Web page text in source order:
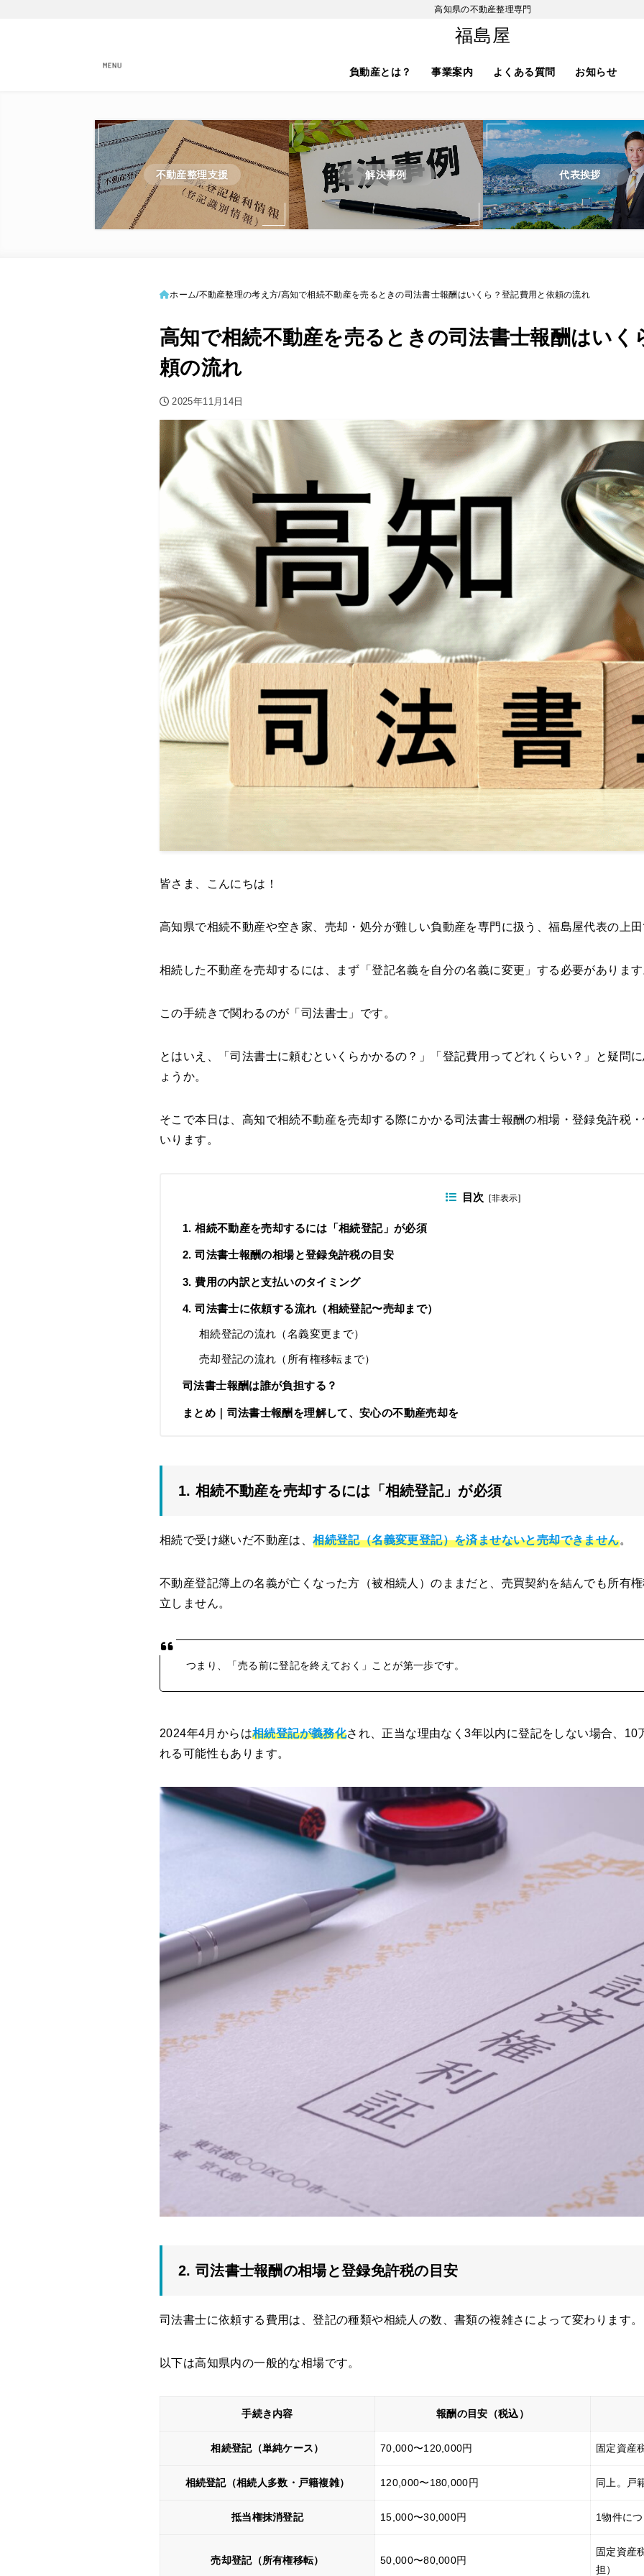
高知県の不動産整理専門
福島屋
負動産とは？ 事業案内 よくある質問 お知らせ
MENU
不動産整理支援 解決事例 代表挨拶
ホーム 不動産整理の考え方 高知で相続不動産を売るときの司法書士報酬はいくら？登記費用と依頼の流れ
高知で相続不動産を売るときの司法書士報酬はいく
頼の流れ
2025年11月14日
皆さま、こんにちは！
高知県で相続不動産や空き家、売却・処分が難しい負動産を専門に扱う、福島屋代表の上
相続した不動産を売却するには、まず「登記名義を自分の名義に変更」する必要がありま
この手続きで関わるのが「司法書士」です。
とはいえ、「司法書士に頼むといくらかかるの？」「登記費用ってどれくらい？」と疑問
ょうか。
そこで本日は、高知で相続不動産を売却する際にかかる司法書士報酬の相場・登録免許税
いります。
目次 [非表示]
1. 相続不動産を売却するには「相続登記」が必須
2. 司法書士報酬の相場と登録免許税の目安
3. 費用の内訳と支払いのタイミング
4. 司法書士に依頼する流れ（相続登記〜売却まで）
相続登記の流れ（名義変更まで）
売却登記の流れ（所有権移転まで）
司法書士報酬は誰が負担する？
まとめ｜司法書士報酬を理解して、安心の不動産売却を
1. 相続不動産を売却するには「相続登記」が必須
相続で受け継いだ不動産は、相続登記（名義変更登記）を済ませないと売却できません。
不動産登記簿上の名義が亡くなった方（被相続人）のままだと、売買契約を結んでも所有
立しません。
つまり、「売る前に登記を終えておく」ことが第一歩です。
2024年4月からは相続登記が義務化され、正当な理由なく3年以内に登記をしない場合、10
れる可能性もあります。
2. 司法書士報酬の相場と登録免許税の目安
司法書士に依頼する費用は、登記の種類や相続人の数、書類の複雑さによって変わります。
以下は高知県内の一般的な相場です。
手続き内容 報酬の目安（税込）
相続登記（単純ケース） 70,000〜120,000円 固定資産
相続登記（相続人多数・戸籍複雑） 120,000〜180,000円 同上。戸
抵当権抹消登記 15,000〜30,000円 1物件に
売却登記（所有権移転） 50,000〜80,000円
固定資産
担）